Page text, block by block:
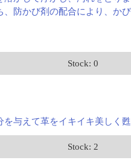
防かび剤の配合により、か
Stock: 0
与えて革をイキイキ美しく甦
Stock: 2